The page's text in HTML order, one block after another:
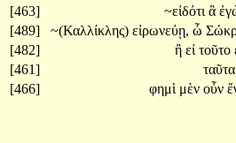
[463]
~εἰδότι ἃ
[489]
~(Καλλίκλης) εἰρωνεύῃ, ὦ
[482]
ἢ εἰ τοῦτο
[461]
ταῦτα
[466]
φημὶ μὲν οὖν